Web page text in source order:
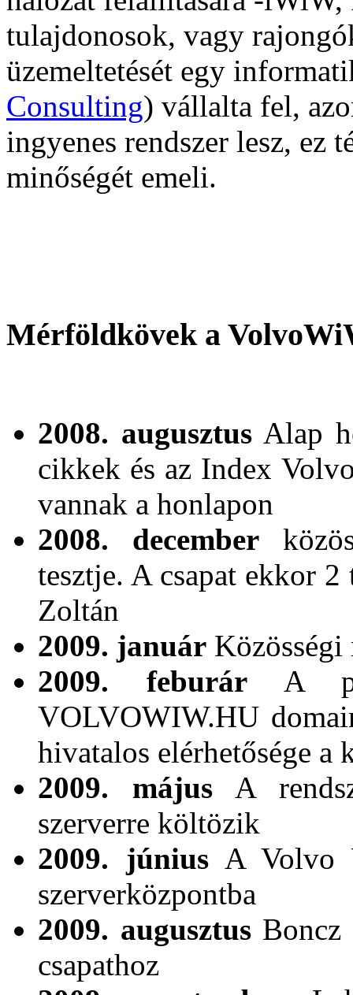
tulajdonosok, vagy
üzemeltetését egy
Consulting) vállalta fel,
ingyenes rendszer lesz, ez
minőségét emeli.
Mérföldkövek a
2008. augusztus Alap
cikkek és az Index
vannak a honlapon
2008. december
tesztje. A csapat ekkor
Zoltán
2009. január Közösségi
2009. feburárA
VOLVOWIW.HU
hivatalos elérhetősége a
2009. májusA
szerverre költözik
2009. júniusA Volvo
szerverközpontba
2009. augusztusBoncz
csapathoz